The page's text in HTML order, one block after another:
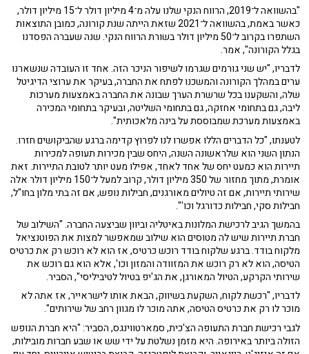
"בהשוואה ל־2019, הרווח הנקי שלנו עלה מ־4 מיליון דולר ל־15 מיליון דולר,
כאשר באמת, בהשוואה ל־2021 שזאת הייתה שנת קורונה, כמובן התוצאות
השתפרו בקרוב ל־50 מיליון דולר בשורת הרווח הנקי. שנה שעברה הפסדנו
בגלל הקורונה", אמר.
לדבריו, "יש שני גורמים שגרמו לשיפור הניכר הזה. אחד זו העובדה שנשארנו
ערים במהלך הקורונה והמשכנו לפתח את החברה, בעיקר את ערוצי הדיגיטל
שלה, והשקענו בכל שרשרת הערך שבונה את החברה באמצעות מערכות
ליבה, גם בתחומי אחזקה, גם בתחומי השליטה, ובעיקר בתחומי המכירה
באמצעות מערכת שמבוססת על בינה מלאכותית".
לטענתו, "כל הדברים הללו אפשרו לנו לפרוץ קדימה ברגע שהביקושים חזרו.
הנתון השני הוא שלראשונה השנה, היחס שבין מכירות תעופה למכירות
תיירות הוא כמעט יחס של אחד לאחד, אפילו מעט יותר לטובת התיירות. זאת
אומרת, מתוך מחזור של 350 מיליון דולר, קרוב למעל ל־150 מיליון דולר אלה
שירותי תיירות, אם זה טיולים מאורגנים, חבילות נופש, אם זה בתי מלון בחו"ל,
חבילות סקי, חבילות כדורגל וכו'".
בהמשך הגיב לרכישת המלונות באיטליה וביוון שביצעה החברה. "השילוב של
חברת תיירות שיש לה מטוסים הוא שילוב שמאפשר למצות את הפוטנציאל
מלקוח בודד. ברגע שלקוח בודד רוכש כרטיס, אז הוא לא רוכש רק את כרטיס
הטיסה, הוא לא רק רוכש את המזוודה והמזון וכו', אלא הוא גם רוכש את
שירותי הקרקע, הטיול המאורגן, את הג'יפ בטיול לטיביליסי", הסביר.
לדבריו, "רכשת לקוח, השקעת בשיווק, הבאת אותו לישראייר, אז אתה לא
מוכר לו רק את כרטיס הטיסה, אתה מוכר לו מגוון רחב של שירותים".
לגבי רכישת חברת התעופה הצ'כית, סמארטווינגס, הסביר: "היא חברת הנופש
הזולה ביותר באירופה. היא מזמן נשלטת על ידי שש או שבע חברות מובילות,